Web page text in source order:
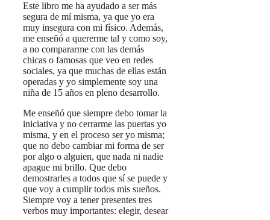
Este libro me ha ayudado a ser más
segura de mí misma, ya que yo era
muy insegura con mi físico. Además,
me enseñó a quererme tal y como soy,
a no compararme con las demás
chicas o famosas que veo en redes
sociales, ya que muchas de ellas están
operadas y yo simplemente soy una
niña de 15 años en pleno desarrollo.
Me enseñó que siempre debo tomar la
iniciativa y no cerrarme las puertas yo
misma, y en el proceso ser yo misma;
que no debo cambiar mi forma de ser
por algo o alguien, que nada ni nadie
apague mi brillo. Que debo
demostrarles a todos que sí se puede y
que voy a cumplir todos mis sueños.
Siempre voy a tener presentes tres
verbos muy importantes: elegir, desear